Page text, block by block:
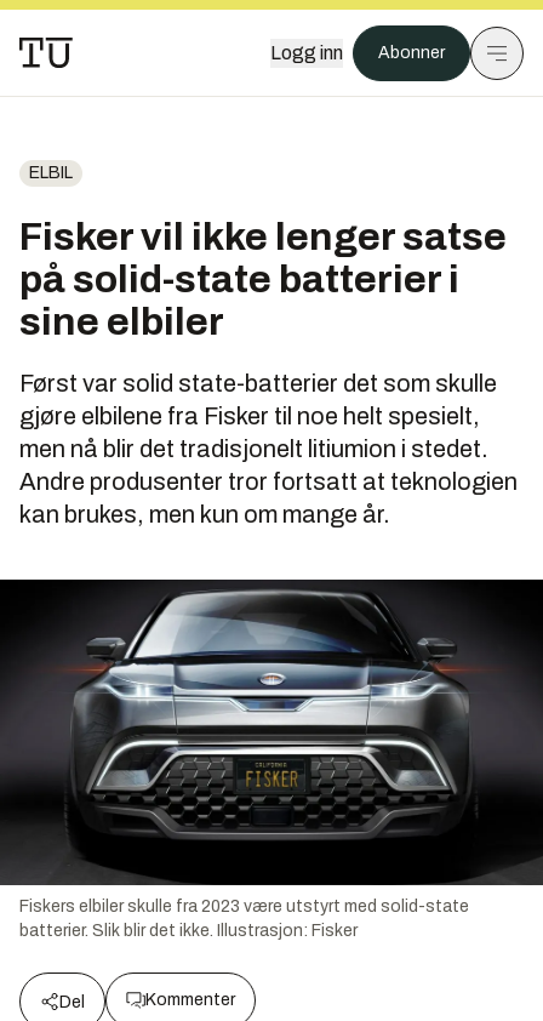
Logg inn Abonner
ELBIL
Fisker vil ikke lenger satse
på solid-state batterier i
sine elbiler
Først var solid state-batterier det som skulle
gjøre elbilene fra Fisker til noe helt spesielt,
men nå blir det tradisjonelt litiumion i stedet.
Andre produsenter tror fortsatt at teknologien
kan brukes, men kun om mange år.
Fiskers elbiler skulle fra 2023 være utstyrt med solid-state
batterier. Slik blir det ikke.
Illustrasjon: Fisker
Del Kommenter